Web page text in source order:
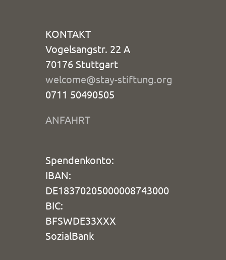
KONTAKT
Vogelsangstr. 22 A
70176 Stuttgart
welcome@stay-stiftung.org
0711 50490505
ANFAHRT
Spendenkonto:
IBAN:
DE18370205000008743000
BIC:
BFSWDE33XXX
SozialBank